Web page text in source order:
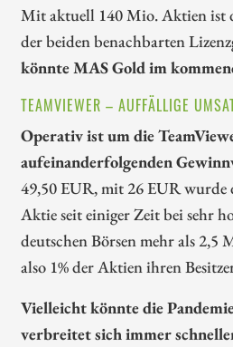
Mit aktuell 140 Mio. Aktien ist
der beiden benachbarten
könnte MAS Gold im
TEAMVIEWER – AUFFÄLLIGE
Operativ ist um die
aufeinanderfolgenden
49,50 EUR, mit 26 EUR wurde
Aktie seit einiger Zeit bei sehr
deutschen Börsen mehr als 2,5
also 1% der Aktien ihren
Vielleicht könnte die
verbreitet sich immer